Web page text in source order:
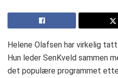
Helene Olafsen har virkelig
Hun leder SenKveld sammen
det populære programmet